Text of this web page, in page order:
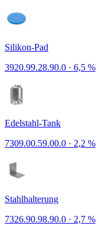
Silikon-Pad
3920.99.28.90.0 · 6,5 %
Edelstahl-Tank
7309.00.59.00.0 · 2,2 %
Stahlhalterung
7326.90.98.90.0 · 2,7 %